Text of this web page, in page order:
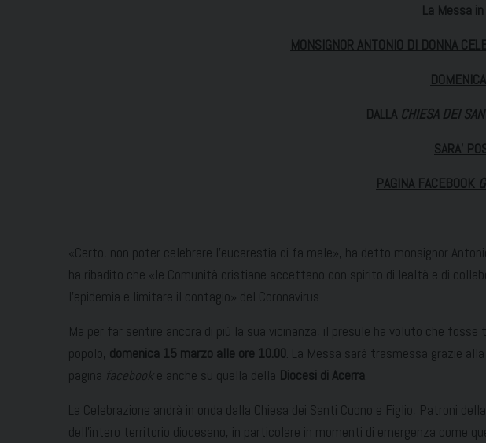
La Messa
MONSIGNOR ANTONIO DI DONNA
DALLA CHIESA DEI
SARA’
PAGINA FACEBOOK
«Certo, non poter celebrare l’eucarestia ci fa male», ha detto monsignor
ha ribadito che «le Comunità cristiane accettano con spirito di lealtà e di
l’epidemia e limitare il contagio» del Coronavirus.
Ma per far sentire ancora di più la sua vicinanza, il presule ha voluto che
popolo, domenica 15 marzo alle ore 10.00. La Messa sarà trasmessa grazie
pagina facebook e anche su quella della Diocesi di Acerra.
La Celebrazione andrà in onda dalla Chiesa dei Santi Cuono e Figlio, Patroni
dell’intero territorio diocesano, in particolare in momenti di emergenza come